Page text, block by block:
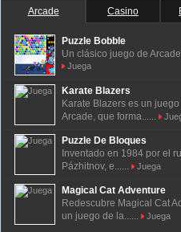
Arcade Casino
Puzzle Bobble
Un clásico juego de
Juega
Karate Blazers
Karate Blazers es un juego
Arcade, que forma......
Puzzle De Bloques
Inventado en 1984 por el
Pázhitnov, e......
Juega
Magical Cat Adventure
Redescubre Magical Cat
un juego de la......
Juega